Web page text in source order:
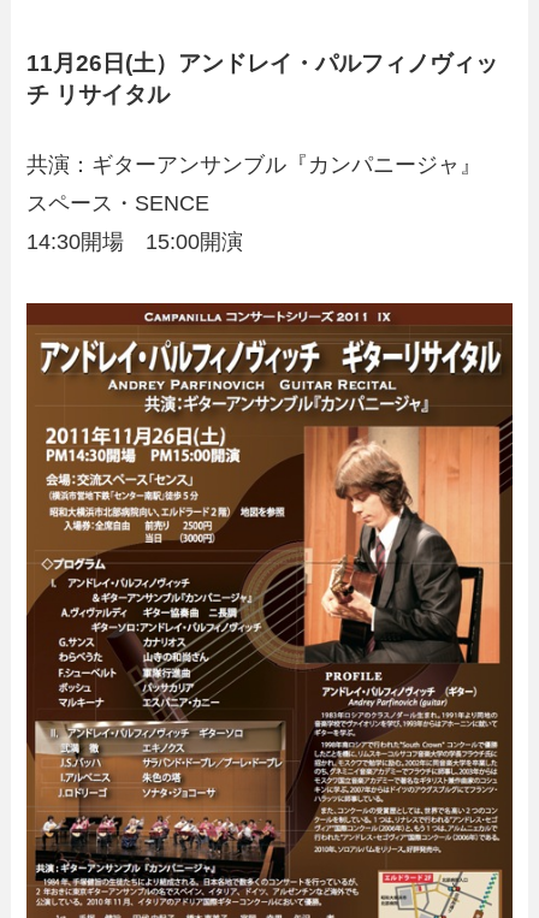
11月26日(土）アンドレイ・パルフィノヴィッ
チ リサイタル
共演：ギターアンサンブル『カンパニージャ』
スペース・SENCE
14:30開場 15:00開演